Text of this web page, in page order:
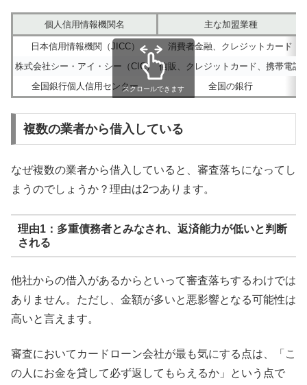
個人信用情報機関名 主な加盟業種
日本信用情報機関（JICC）
消費者金融、クレジットカード
株式会社シー・アイ・シー（CIC） 信販、クレジットカード、携帯電話
全国銀行個人信用センター
全国の銀行
スクロールできます
複数の業者から借入している
なぜ複数の業者から借入していると、審査落ちになってし
まうのでしょうか？理由は2つあります。
理由1：多重債務者とみなされ、返済能力が低いと判断
される
他社からの借入があるからといって審査落ちするわけでは
ありません。ただし、金額が多いと悪影響となる可能性は
高いと言えます。
審査においてカードローン会社が最も気にする点は、「こ
の人にお金を貸して必ず返してもらえるか」という点で